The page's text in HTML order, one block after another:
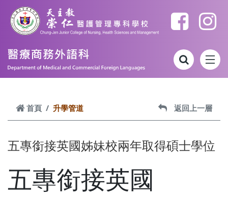
跳到主要內容
首頁 升學管道 返回上一層
五專銜接英國姊妹校兩年取得碩士學位
五專銜接英國